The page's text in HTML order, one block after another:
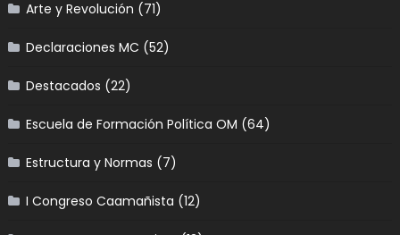
Arte y Revolución (71)
Declaraciones MC (52)
Destacados (22)
Escuela de Formación Política OM (64)
Estructura y Normas (7)
I Congreso Caamañista (12)